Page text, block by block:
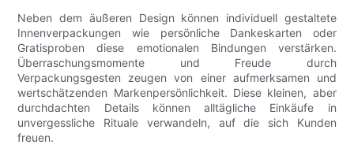
Neben dem äußeren Design können individuell gestaltete
Innenverpackungen wie persönliche Dankeskarten oder
Gratisproben diese emotionalen Bindungen verstärken.
Überraschungsmomente und Freude durch
Verpackungsgesten zeugen von einer aufmerksamen und
wertschätzenden Markenpersönlichkeit. Diese kleinen, aber
durchdachten Details können alltägliche Einkäufe in
unvergessliche Rituale verwandeln, auf die sich Kunden
freuen.